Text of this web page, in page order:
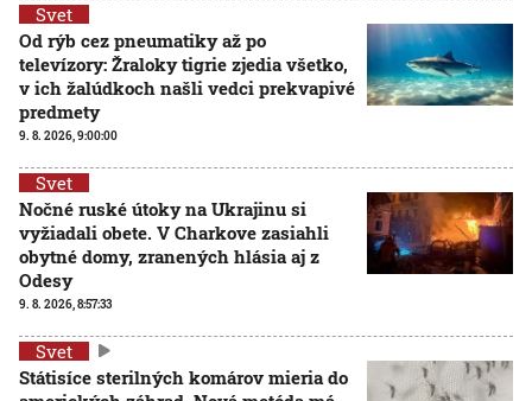
Svet
Od rýb cez pneumatiky až po
televízory: Žraloky tigrie zjedia všetko,
v ich žalúdkoch našli vedci prekvapivé
predmety
9. 8. 2026, 9:00:00
Svet
Nočné ruské útoky na Ukrajinu si
vyžiadali obete. V Charkove zasiahli
obytné domy, zranených hlásia aj z
Odesy
9. 8. 2026, 8:57:33
Svet
Státisíce sterilných komárov mieria do